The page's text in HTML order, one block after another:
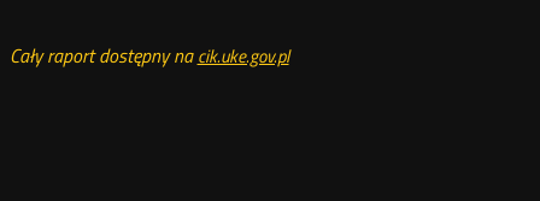
Cały raport dostępny nacik.uke.gov.pl